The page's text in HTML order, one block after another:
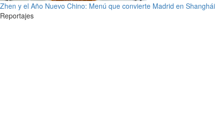
Zhen y el Año Nuevo Chino: Menú que convierte Madrid en Shanghái
Reportajes